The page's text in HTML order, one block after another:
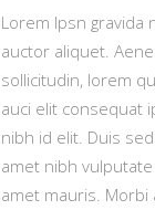
Lorem Ipsn gravida
auctor aliquet.
sollicitudin, lorem
auci elit consequat
nibh id elit. Duis
amet nibh
amet mauris. Morbi